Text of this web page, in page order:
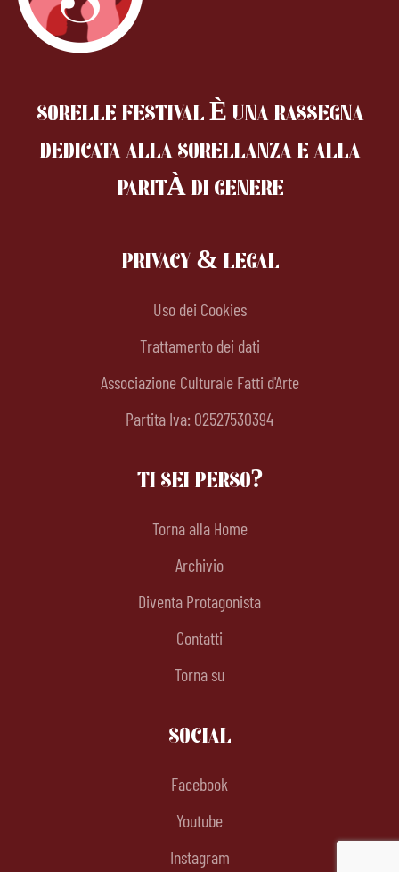
SORELLE FESTIVAL È UNA RASSEGNA
DEDICATA ALLA SORELLANZAE ALLA
PARITÀ DI GENERE
PRIVACY & LEGAL
Uso dei Cookies
Trattamento dei dati
Associazione Culturale Fatti d'Arte
Partita Iva: 02527530394
TI SEI PERSO?
Torna alla Home
Archivio
Diventa Protagonista
Contatti
Torna su
SOCIAL
Facebook
Youtube
Instagram